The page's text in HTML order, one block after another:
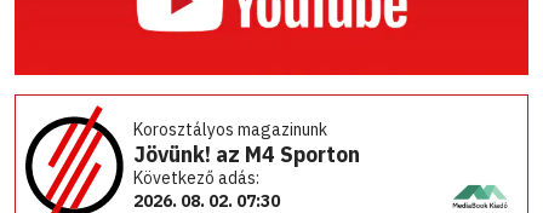
Korosztályos magazinunk
Jövünk! az M4 Sporton
Következő adás:
2026. 08. 02. 07:30